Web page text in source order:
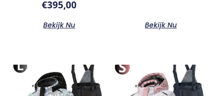
€395,00
Bekijk Nu Bekijk Nu